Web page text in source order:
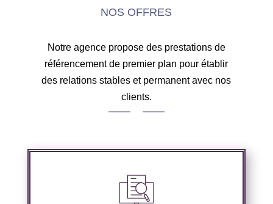
NOS OFFRES
Notre agence propose des prestations de
référencement de premier plan pour établir
des relations stables et permanent avec nos
clients.
Nous réalisons un audit de votre site web à